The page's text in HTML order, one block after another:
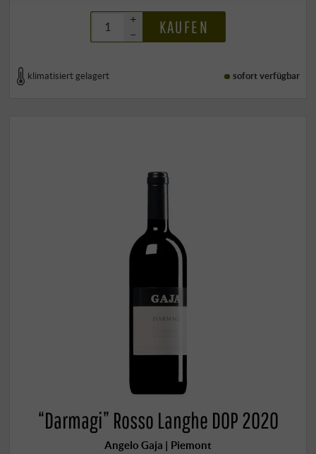
+
–
KAUFEN
klimatisiert gelagert sofort verfügbar
“Darmagi” Rosso Langhe DOP 2020
Angelo Gaja | Piemont